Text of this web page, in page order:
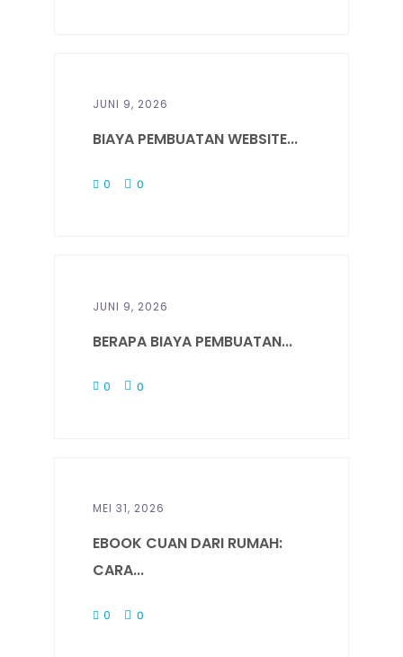
JUNI 9, 2026
BIAYA PEMBUATAN WEBSITE...
0 0
JUNI 9, 2026
BERAPA BIAYA PEMBUATAN...
0 0
MEI 31, 2026
EBOOK CUAN DARI RUMAH:
CARA...
0 0